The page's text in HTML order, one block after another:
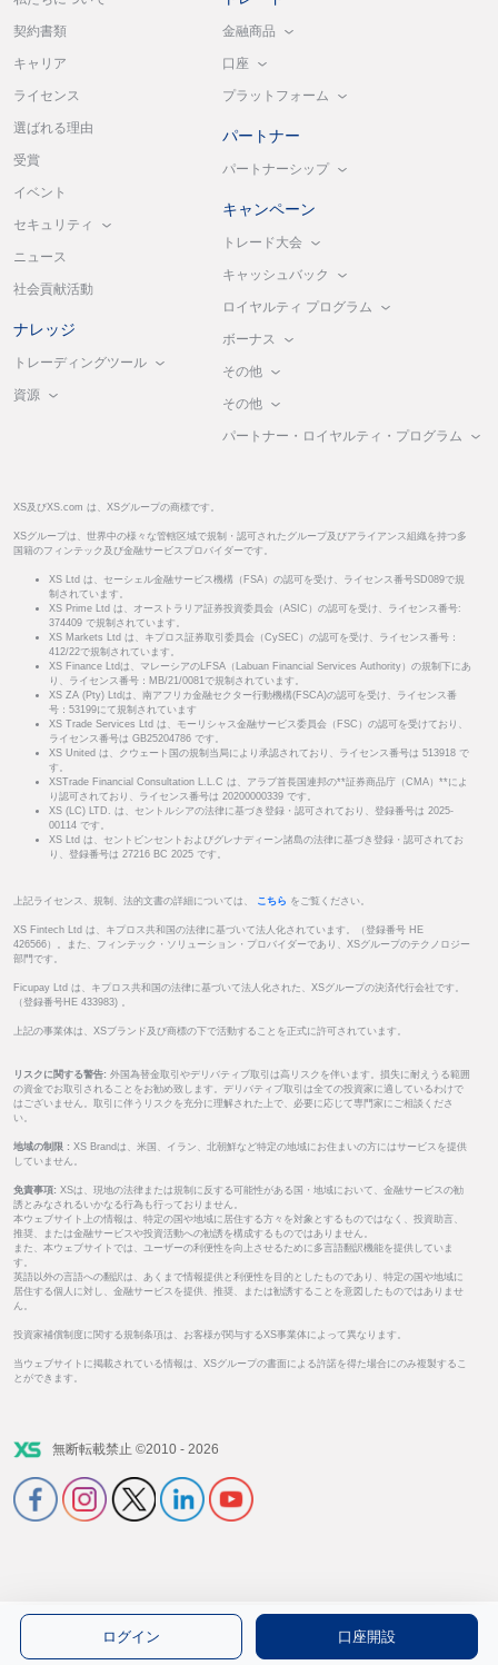
契約書類
キャリア
ライセンス
選ばれる理由
受賞
イベント
セキュリティ
ニュース
社会貢献活動
ナレッジ
トレーディングツール
資源
金融商品
口座
プラットフォーム
パートナー
パートナーシップ
キャンペーン
トレード大会
キャッシュバック
ロイヤルティ プログラム
ボーナス
その他
その他
パートナー・ロイヤルティ・プログラム
XS及びXS.com は、XSグループの商標です。
XSグループは、世界中の様々な管轄区域で規制・認可されたグループ及びアライアンス組織を持つ多
国籍のフィンテック及び金融サービスプロバイダーです。
XS Ltd は、セーシェル金融サービス機構（FSA）の認可を受け、ライセンス番号SD089で規
制されています。
XS Prime Ltd は、オーストラリア証券投資委員会（ASIC）の認可を受け、ライセンス番号:
374409 で規制されています。
XS Markets Ltd は、キプロス証券取引委員会（CySEC）の認可を受け、ライセンス番号：
412/22で規制されています。
XS Finance Ltdは、マレーシアのLFSA（Labuan Financial Services Authority）の規制下にあ
り、ライセンス番号：MB/21/0081で規制されています。
XS ZA (Pty) Ltdは、南アフリカ金融セクター行動機構(FSCA)の認可を受け、ライセンス番
号：53199にて規制されています
XS Trade Services Ltd は、モーリシャス金融サービス委員会（FSC）の認可を受けており、
ライセンス番号は GB25204786 です。
XS United は、クウェート国の規制当局により承認されており、ライセンス番号は 513918 で
す。
XSTrade Financial Consultation L.L.C は、アラブ首長国連邦の**証券商品庁（CMA）**によ
り認可されており、ライセンス番号は 20200000339 です。
XS (LC) LTD. は、セントルシアの法律に基づき登録・認可されており、登録番号は 2025-
00114 です。
XS Ltd は、セントビンセントおよびグレナディーン諸島の法律に基づき登録・認可されてお
り、登録番号は 27216 BC 2025 です。
上記ライセンス、規制、法的文書の詳細については、 こちら をご覧ください。
XS Fintech Ltd は、キプロス共和国の法律に基づいて法人化されています。（登録番号 HE
426566）。また、フィンテック・ソリューション・プロバイダーであり、XSグループのテクノロジー
部門です。
Ficupay Ltd は、キプロス共和国の法律に基づいて法人化された、XSグループの決済代行会社です。
（登録番号HE 433983) 。
上記の事業体は、XSブランド及び商標の下で活動することを正式に許可されています。
リスクに関する警告: 外国為替金取引やデリバティブ取引は高リスクを伴います。損失に耐えうる範囲
の資金でお取引されることをお勧め致します。デリバティブ取引は全ての投資家に適しているわけで
はございません。取引に伴うリスクを充分に理解された上で、必要に応じて専門家にご相談くださ
い。
地域の制限 : XS Brandは、米国、イラン、北朝鮮など特定の地域にお住まいの方にはサービスを提供
していません。
免責事項: XSは、現地の法律または規制に反する可能性がある国・地域において、金融サービスの勧
誘とみなされるいかなる行為も行っておりません。
本ウェブサイト上の情報は、特定の国や地域に居住する方々を対象とするものではなく、投資助言、
推奨、または金融サービスや投資活動への勧誘を構成するものではありません。
また、本ウェブサイトでは、ユーザーの利便性を向上させるために多言語翻訳機能を提供していま
す。
英語以外の言語への翻訳は、あくまで情報提供と利便性を目的としたものであり、特定の国や地域に
居住する個人に対し、金融サービスを提供、推奨、または勧誘することを意図したものではありませ
ん。
投資家補償制度に関する規制条項は、お客様が関与するXS事業体によって異なります。
当ウェブサイトに掲載されている情報は、XSグループの書面による許諾を得た場合にのみ複製するこ
とができます。
無断転載禁止 ©2010 - 2026
ログイン 口座開設